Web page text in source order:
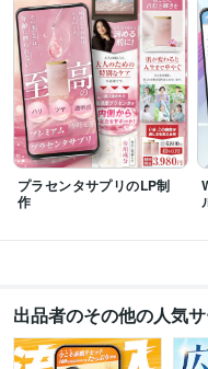
定獲得 セールスデザイン講座
資格・検定
TOEIC 取得年 : 2020年
日本化粧品検定特級 コスメコ
情報処理技術者（基本情報技術
プログラミング言語・フレーム
Unreal Engine:2年
Figma:2年
その他ツール
プラセンタサプリのLP制
作
出品者のその他の人気